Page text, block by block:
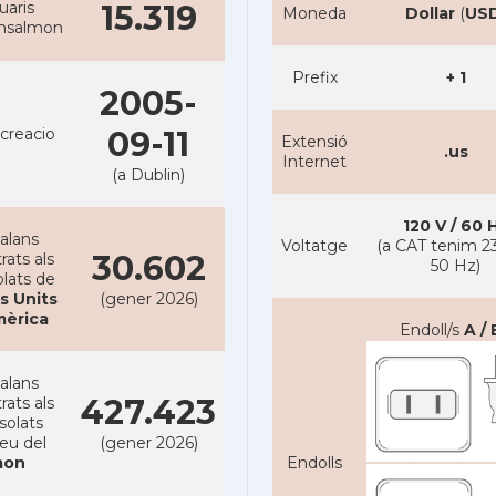
15.319
2005-
09-11
(a Dublin)
als
de
Units
30.602
(gener 2026)
als
del
427.423
(gener 2026)
Moneda Dollar (
Prefix + 1
Extensió
Internet
.us
Voltatge
120 V / 60
(a CAT tenim
50 Hz)
Endolls
Endoll/s A /